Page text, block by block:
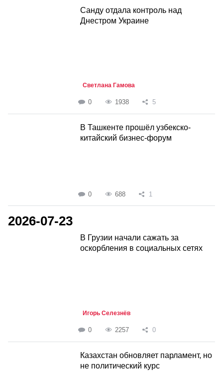
Санду отдала контроль над
Днестром Украине
Светлана Гамова
0 1938 5
В Ташкенте прошёл узбекско-
китайский бизнес-форум
0 688 1
2026-07-23
В Грузии начали сажать за
оскорбления в социальных сетях
Игорь Селезнёв
0 2257 0
Казахстан обновляет парламент, но
не политический курс